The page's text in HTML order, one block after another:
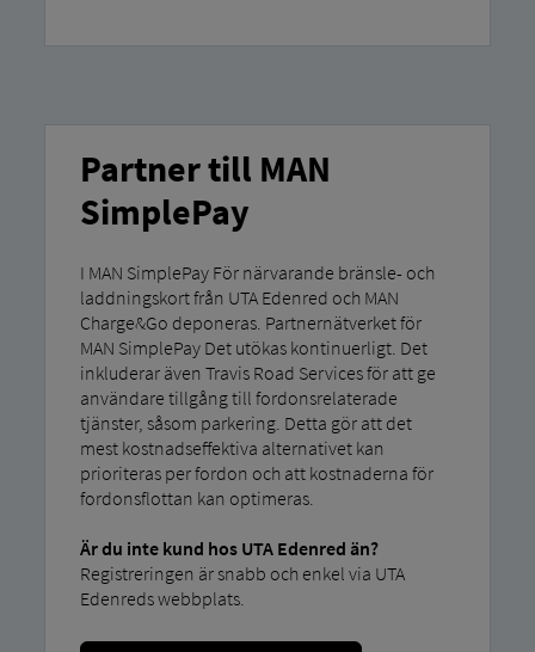
Partner till MAN
SimplePay
I MAN SimplePay För närvarande bränsle- och
laddningskort från UTA Edenred och MAN
Charge&Go deponeras. Partnernätverket för
MAN SimplePay Det utökas kontinuerligt. Det
inkluderar även Travis Road Services för att ge
användare tillgång till fordonsrelaterade
tjänster, såsom parkering. Detta gör att det
mest kostnadseffektiva alternativet kan
prioriteras per fordon och att kostnaderna för
fordonsflottan kan optimeras.
Är du inte kund hos UTA ​​Edenred än?
Registreringen är snabb och enkel via UTA
Edenreds webbplats.